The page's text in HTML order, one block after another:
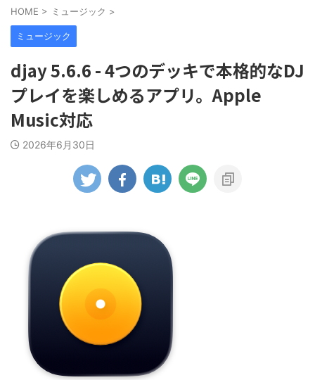
HOME > ミュージック >
ミュージック
djay 5.6.6 - 4つのデッキで本格的なDJ
プレイを楽しめるアプリ。Apple
Music対応
2026年6月30日